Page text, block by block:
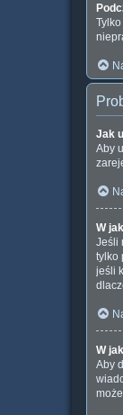
Jak
Aby
W
Jeśli
tylko
jeśli
W
Aby